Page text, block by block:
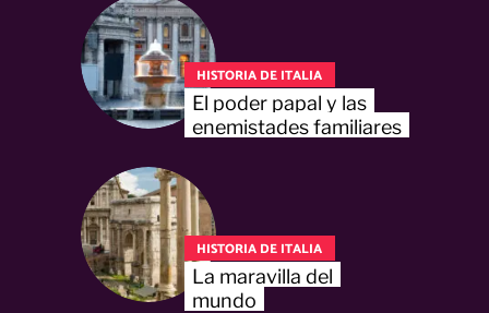
HISTORIA DE ITALIA
El poder papal y las
enemistades familiares
HISTORIA DE ITALIA
La maravilla del
mundo